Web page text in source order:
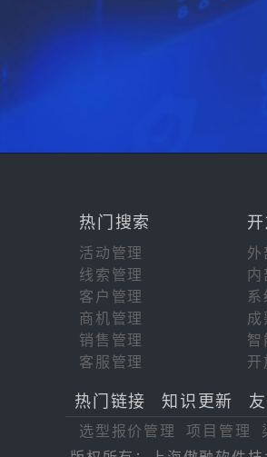
热门搜索
活动管理
外
线索管理
内
客户管理
系
商机管理
成
销售管理
智
客服管理
开
热门链接 知识更新
选型报价管理 项目管理